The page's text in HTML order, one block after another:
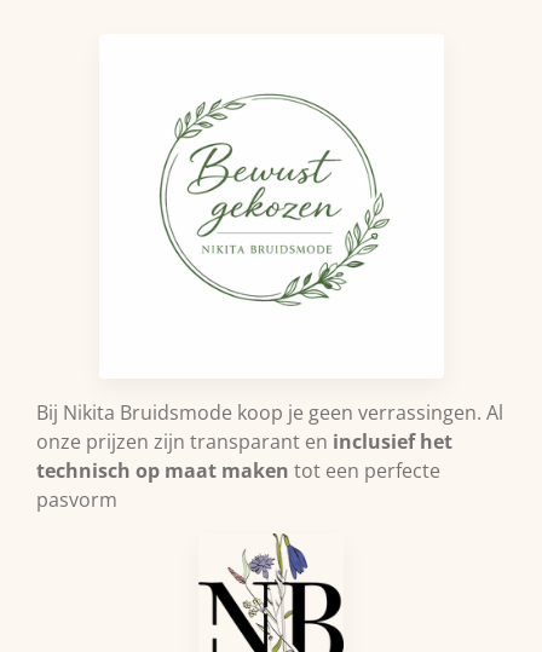
Bij Nikita Bruidsmode koop je geen verrassingen. Al
onze prijzen zijn transparant en inclusief het
technisch op maat maken tot een perfecte
pasvorm